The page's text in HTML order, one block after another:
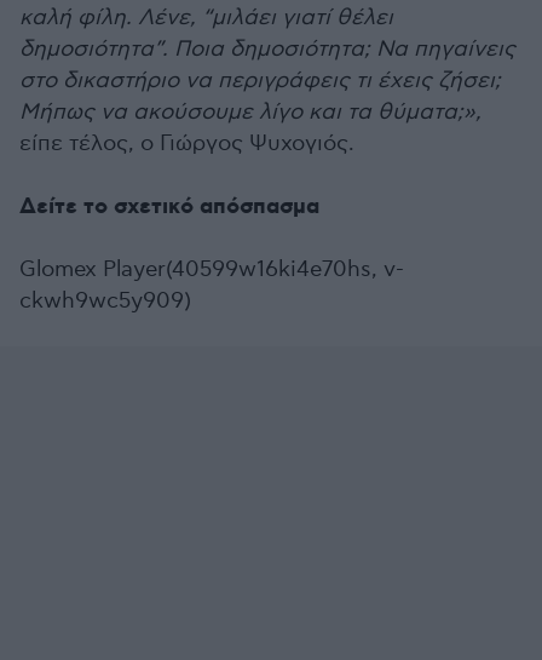
καλή φίλη. Λένε, “μιλάει γιατί θέλει
δημοσιότητα”. Ποια δημοσιότητα; Να πηγαίνεις
στο δικαστήριο να περιγράφεις τι έχεις ζήσει;
Μήπως να ακούσουμε λίγο και τα θύματα;»,
είπε τέλος, ο Γιώργος Ψυχογιός.
Δείτε το σχετικό απόσπασμα
Glomex Player(40599w16ki4e70hs, v-
ckwh9wc5y909)